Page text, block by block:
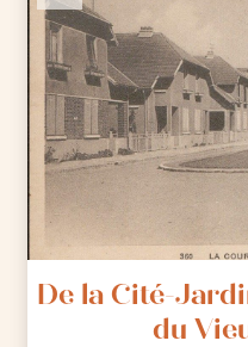
De la Cité-
du